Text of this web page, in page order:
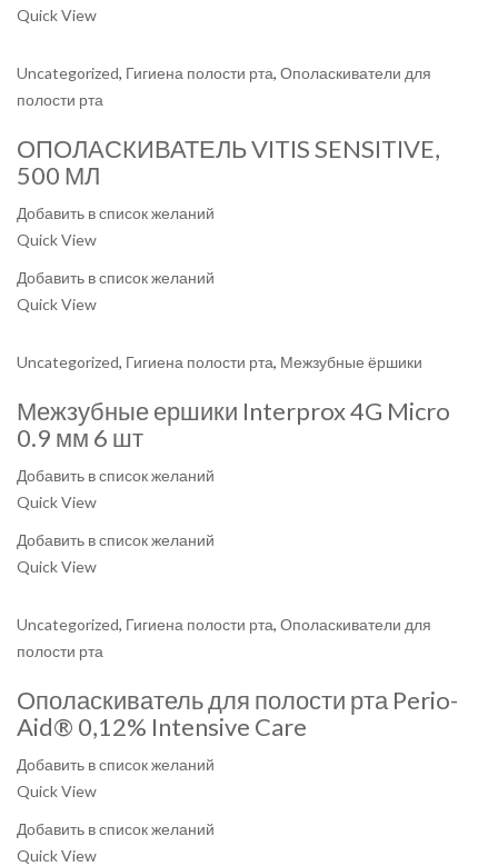
Quick View
Uncategorized, Гигиена полости рта, Ополаскиватели для
полости рта
ОПОЛАСКИВАТЕЛЬ VITIS SENSITIVE,
500 МЛ
Добавить в список желаний
Quick View
Добавить в список желаний
Quick View
Uncategorized, Гигиена полости рта, Межзубные ёршики
Межзубные ершики Interprox 4G Micro
0.9 мм 6 шт
Добавить в список желаний
Quick View
Добавить в список желаний
Quick View
Uncategorized, Гигиена полости рта, Ополаскиватели для
полости рта
Ополаскиватель для полости рта Perio-
Aid® 0,12% Intensive Care
Добавить в список желаний
Quick View
Добавить в список желаний
Quick View